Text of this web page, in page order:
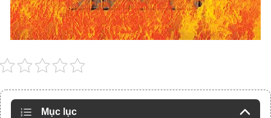
Mục lục